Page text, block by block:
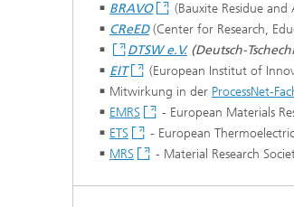
BRAVO
(Bauxite Residue
CReED (Center for Research,
DTSW e.V.(Deutsch-
EIT
(European Institut of
Mitwirkung in der ProcessNet-
EMRS
- European Materials
ETS
- European
MRS
- Material Research